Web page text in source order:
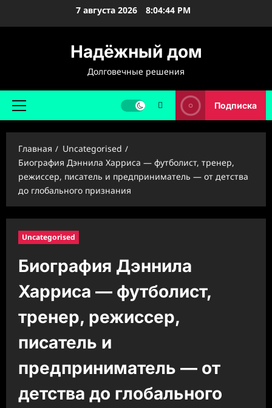
7 августа 2026 8:04:45 PM
Надёжный дом
Долговечные решения
Основное
Подписка
Главная
Uncategorised
Биография Дэннила Харриса — футболист, тренер,
режиссер, писатель и предприниматель — от детства
до глобального признания
Uncategorised
Биография Дэннила
Харриса — футболист,
тренер, режиссер,
писатель и
предприниматель — от
детства до глобального